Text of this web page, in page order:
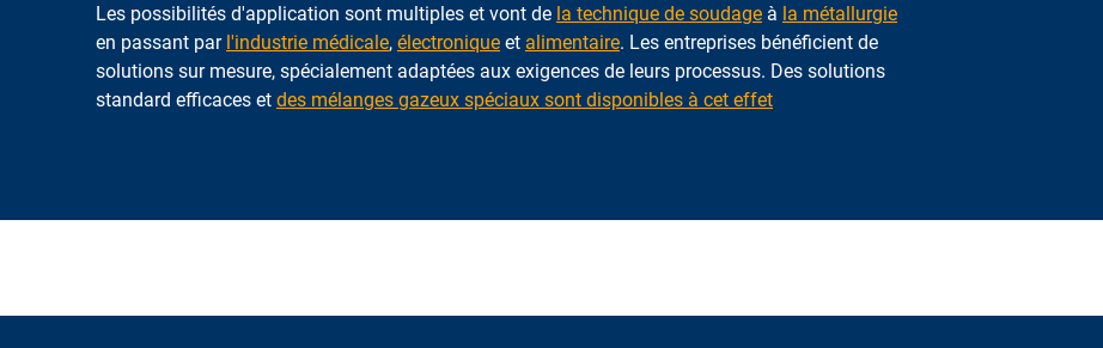
Les possibilités d'application sont multiples et vont de la technique de soudage à la métallurgie
en passant par l'industrie médicale, électronique et alimentaire. Les entreprises bénéficient de
solutions sur mesure, spécialement adaptées aux exigences de leurs processus. Des solutions
standard efficaces et des mélanges gazeux spéciaux sont disponibles à cet effet